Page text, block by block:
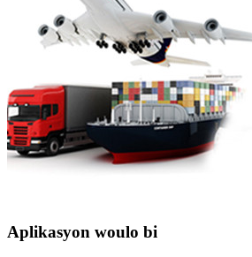
Aplikasyon woulo bi